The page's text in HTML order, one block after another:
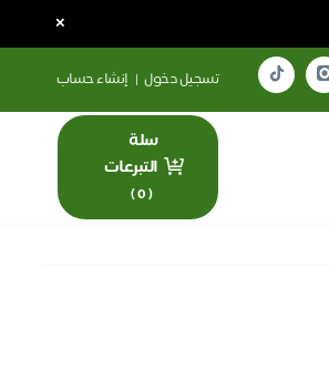
×
تسجيل دخول | إنشاء حساب
سلة
التبرعات
(
0
)